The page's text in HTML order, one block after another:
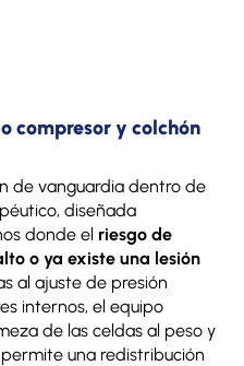
compresor y colchón
de vanguardia dentro de
diseñada
donde el riesgo de
o ya existe una lesión
al ajuste de presión
internos, el equipo
de las celdas al peso y
una redistribución